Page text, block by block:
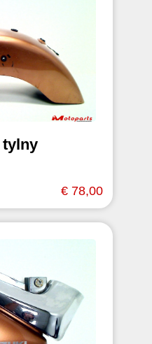
tylny
€ 78,00